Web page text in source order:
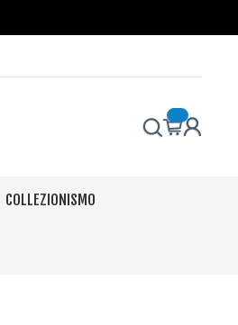
COLLEZIONISMO